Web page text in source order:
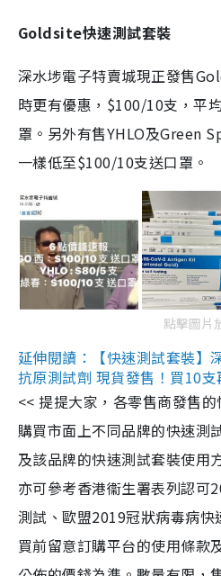
Goldsite快速測試套裝
深水埗電子特賣城現正發售
時更有優惠，$100/10支，平
罩。另外有售YHLO及Green
一樣低至$100/10支送口罩。
點擊圖片
延伸閱讀：【快速測試套裝】
抗原測試劑 現貨發售！買10
<< 提提大家，各零售商發售的
購買市面上不同品牌的快速測
及該品牌的快速測試套裝使用
亦可參考香港衞生署表列認可
測試、歐盟2019冠狀病毒病
買前留意訂購平台的使用條款